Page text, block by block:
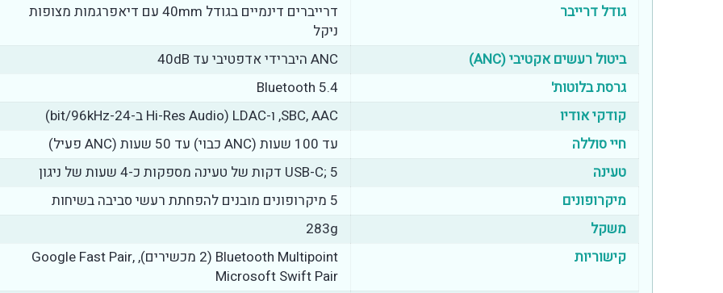
גודל דרייבר
דרייברים דינמיים בגודל 40mm עם דיאפרגמות מצופות
ניקל
ביטול רעשים אקטיבי (ANC)
ANC היברידי אדפטיבי עד 40dB
גרסת בלוטות'
Bluetooth 5.4
קודקי אודיו
SBC, AAC, ו-LDAC (Hi-Res Audio ב-24-bit/96kHz)
חיי סוללה
עד 100 שעות (ANC כבוי) עד 50 שעות (ANC פעיל)
טעינה
USB-C; 5 דקות של טעינה מספקות כ-4 שעות של ניגון
מיקרופונים
5 מיקרופונים מובנים להפחתת רעשי סביבה בשיחות
משקל
283g
קישוריות
Bluetooth Multipoint (2 מכשירים), Google Fast Pair,
Microsoft Swift Pair